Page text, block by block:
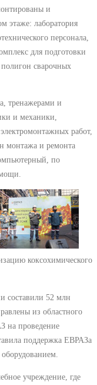
и
этаже: лаборатория
персонала,
для подготовки
сварочных
тренажерами и
и механики,
работ,
монтажа и ремонта
по
коксохимического
составили 52 млн
из областного
на проведение
поддержка ЕВРАЗа
учреждение, где